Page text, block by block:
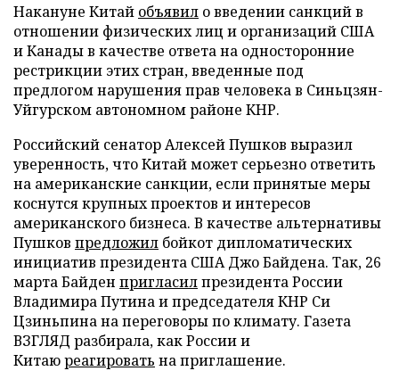
Накануне Китай объявил о введении санкций в
отношении физических лиц и организаций США
и Канады в качестве ответа на односторонние
рестрикции этих стран, введенные под
предлогом нарушения прав человека в Синьцзян-
Уйгурском автономном районе КНР.
Российский сенатор Алексей Пушков выразил
уверенность, что Китай может серьезно ответить
на американские санкции, если принятые меры
коснутся крупных проектов и интересов
американского бизнеса. В качестве альтернативы
Пушков предложил бойкот дипломатических
инициатив президента США Джо Байдена. Так, 26
марта Байден пригласилпрезидента России
Владимира Путина и председателя КНР Си
Цзиньпина на переговоры по климату. Газета
ВЗГЛЯД разбирала, как России и
Китаюреагировать на приглашение.